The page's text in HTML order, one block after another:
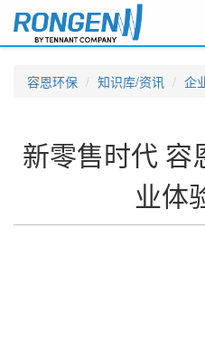
容恩环保 知识库/资讯 企
新零售时代 容
业体